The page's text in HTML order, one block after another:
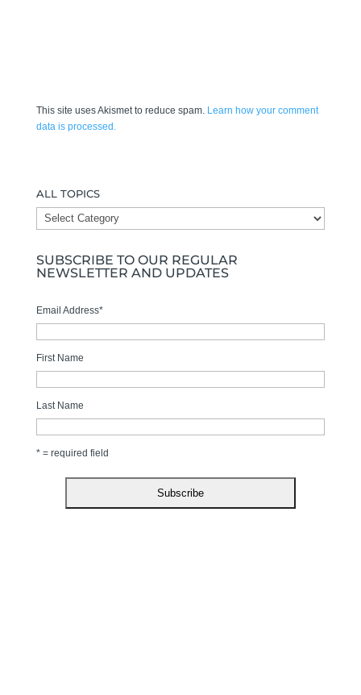
This site uses Akismet to reduce spam. Learn how your comment
data is processed.
ALL TOPICS
ALL
TOPICS
SUBSCRIBE TO OUR REGULAR
NEWSLETTER AND UPDATES
Email Address*
First Name
Last Name
* = required field